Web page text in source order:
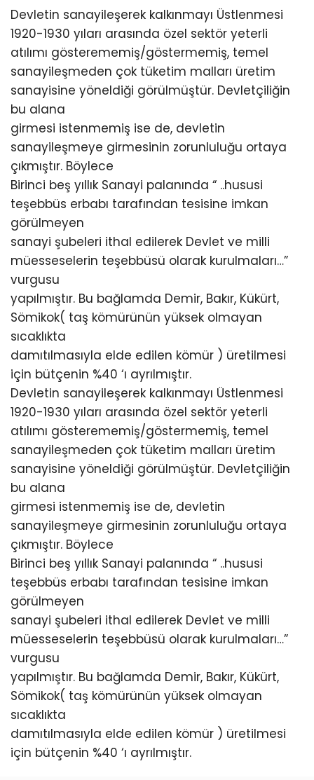
Devletin sanayileşerek kalkınmayı Üstlenmesi
1920-1930 yıları arasında özel sektör yeterli
atılımı gösterememiş/göstermemiş, temel
sanayileşmeden çok tüketim malları üretim
sanayisine yöneldiği görülmüştür. Devletçiliğin
bu alana
girmesi istenmemiş ise de, devletin
sanayileşmeye girmesinin zorunluluğu ortaya
çıkmıştır. Böylece
Birinci beş yıllık Sanayi palanında “ ..hususi
teşebbüs erbabı tarafından tesisine imkan
görülmeyen
sanayi şubeleri ithal edilerek Devlet ve milli
müesseselerin teşebbüsü olarak kurulmaları…”
vurgusu
yapılmıştır. Bu bağlamda Demir, Bakır, Kükürt,
Sömikok( taş kömürünün yüksek olmayan
sıcaklıkta
damıtılmasıyla elde edilen kömür ) üretilmesi
için bütçenin %40 ‘ı ayrılmıştır.
Devletin sanayileşerek kalkınmayı Üstlenmesi
1920-1930 yıları arasında özel sektör yeterli
atılımı gösterememiş/göstermemiş, temel
sanayileşmeden çok tüketim malları üretim
sanayisine yöneldiği görülmüştür. Devletçiliğin
bu alana
girmesi istenmemiş ise de, devletin
sanayileşmeye girmesinin zorunluluğu ortaya
çıkmıştır. Böylece
Birinci beş yıllık Sanayi palanında “ ..hususi
teşebbüs erbabı tarafından tesisine imkan
görülmeyen
sanayi şubeleri ithal edilerek Devlet ve milli
müesseselerin teşebbüsü olarak kurulmaları…”
vurgusu
yapılmıştır. Bu bağlamda Demir, Bakır, Kükürt,
Sömikok( taş kömürünün yüksek olmayan
sıcaklıkta
damıtılmasıyla elde edilen kömür ) üretilmesi
için bütçenin %40 ‘ı ayrılmıştır.